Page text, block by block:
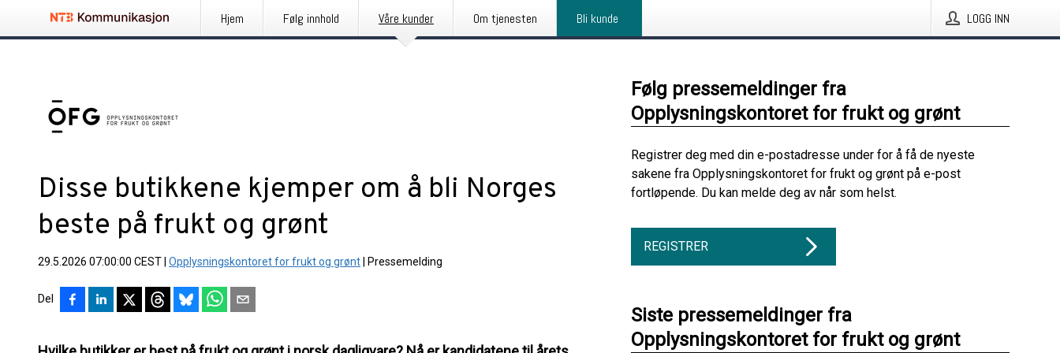
Hjem Følg innhold Våre kunder Om tjenesten Bli kunde LOGG INN
Disse butikkene kjemper om å bli Norges
beste på frukt og grønt
29.5.2026 07:00:00 CEST Opplysningskontoret for frukt og grønt Pressemelding
Del
Følg pressemeldinger fra
Opplysningskontoret for frukt og grønt
Registrer deg med din e-postadresse under for å få de nyeste
sakene fra Opplysningskontoret for frukt og grønt på e-post
fortløpende. Du kan melde deg av når som helst.
REGISTRER
Siste pressemeldinger fra
Opplysningskontoret for frukt og grønt